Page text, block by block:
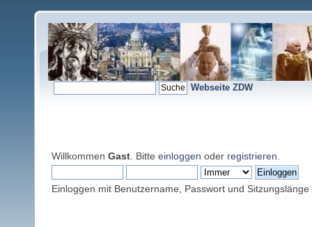
Webseite ZDW
Willkommen Gast . Bitte einloggen oder registrieren
Einloggen mit Benutzername, Passwort und Sitzungslänge